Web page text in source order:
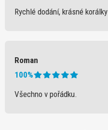
Rychlé dodání, krásné korálky
Roman
100%
Všechno v pořádku.